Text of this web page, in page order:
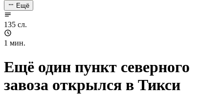
Ещё
135 сл.
1 мин.
Ещё один пункт северного
завоза открылся в Тикси